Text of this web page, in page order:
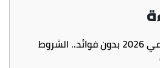
قرض بنك ناصر الاجتماعي 2026 بدون فوائد.. الشروط